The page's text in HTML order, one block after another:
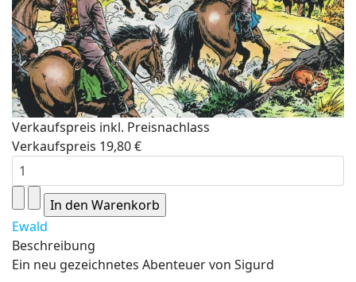
Verkaufspreis inkl. Preisnachlass
Verkaufspreis 19,80 €
Ewald
Beschreibung
Ein neu gezeichnetes Abenteuer von Sigurd